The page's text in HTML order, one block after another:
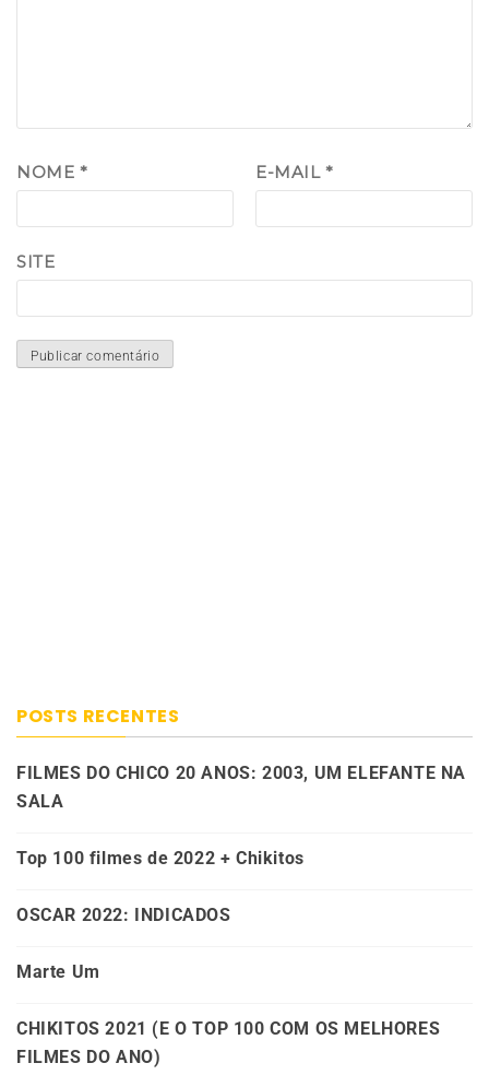
NOME * E-MAIL*
SITE
POSTS RECENTES
FILMES DO CHICO 20 ANOS: 2003, UM ELEFANTE NA
SALA
Top 100 filmes de 2022 + Chikitos
OSCAR 2022: INDICADOS
Marte Um
CHIKITOS 2021 (E O TOP 100 COM OS MELHORES
FILMES DO ANO)